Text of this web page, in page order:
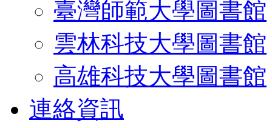
臺灣師範大學圖書館
雲林科技大學圖書館
高雄科技大學圖書館
連絡資訊